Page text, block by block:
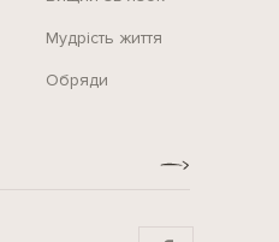
Мудрість життя
Обряди